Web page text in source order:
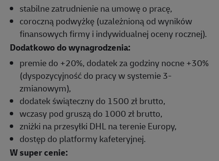
stabilne zatrudnienie na umowę o pracę,
coroczną podwyżkę (uzależnioną od wyników
finansowych firmy i indywidualnej oceny rocznej).
Dodatkowo do wynagrodzenia:
premie do +20%, dodatek za godziny nocne +30%
(dyspozycyjność do pracy w systemie 3-
zmianowym),
dodatek świąteczny do 1500 zł brutto,
wczasy pod gruszą do 1000 zł brutto,
zniżki na przesyłki DHL na terenie Europy,
dostęp do platformy kafeteryjnej.
W super cenie: